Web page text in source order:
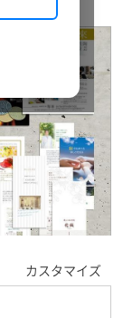
カスタマイズ